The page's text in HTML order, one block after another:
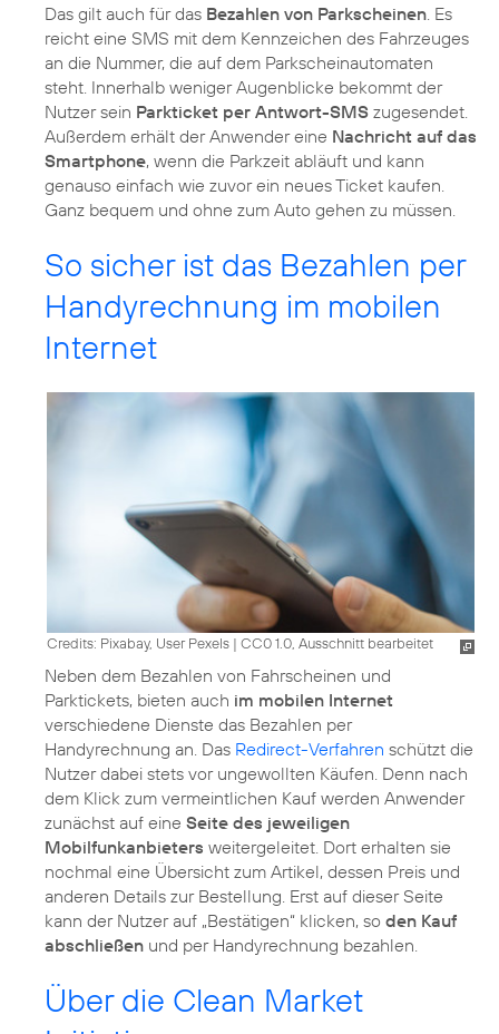
Das gilt auch für das Bezahlen von Parkscheinen . Es
reicht eine SMS mit dem Kennzeichen des Fahrzeuges
an die Nummer, die auf dem Parkscheinautomaten
steht. Innerhalb weniger Augenblicke bekommt der
Nutzer sein Parkticket per Antwort-SMS zugesendet.
Außerdem erhält der Anwender eine Nachricht auf das
Smartphone, wenn die Parkzeit abläuft und kann
genauso einfach wie zuvor ein neues Ticket kaufen.
Ganz bequem und ohne zum Auto gehen zu müssen.
So sicher ist das Bezahlen per
Handyrechnung im mobilen
Internet
Credits: Pixabay, User Pexels | CC0 1.0, Ausschnitt bearbeitet
Neben dem Bezahlen von Fahrscheinen und
Parktickets, bieten auch im mobilen Internet
verschiedene Dienste das Bezahlen per
Handyrechnung an. Das Redirect-Verfahren schützt die
Nutzer dabei stets vor ungewollten Käufen. Denn nach
dem Klick zum vermeintlichen Kauf werden Anwender
zunächst auf eine Seite des jeweiligen
Mobilfunkanbieters weitergeleitet. Dort erhalten sie
nochmal eine Übersicht zum Artikel, dessen Preis und
anderen Details zur Bestellung. Erst auf dieser Seite
kann der Nutzer auf „Bestätigen“ klicken, so den Kauf
abschließen und per Handyrechnung bezahlen.
Über die Clean Market